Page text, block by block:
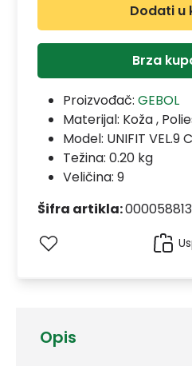
Opis
Dodati u
Brza
Proizvođač: GEBOL
Materijal: Koža ,
Model: UNIFIT VEL.9
Težina: 0.20 kg
Veličina: 9
Šifra artikla:000058813